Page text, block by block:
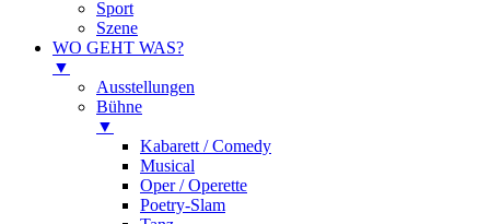
Sport
Szene
WO GEHT WAS?
▼
Ausstellungen
Bühne
▼
Kabarett / Comedy
Musical
Oper / Operette
Poetry-Slam